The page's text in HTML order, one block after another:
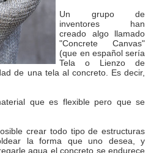
Un grupo de
inventores han
creado algo llamado
"Concrete Canvas"
(que en español sería
Tela o Lienzo de
de una tela al concreto. Es decir,
que es flexible pero que se
crear todo tipo de estructuras
la forma que uno desea, y
agua el concreto se endurece